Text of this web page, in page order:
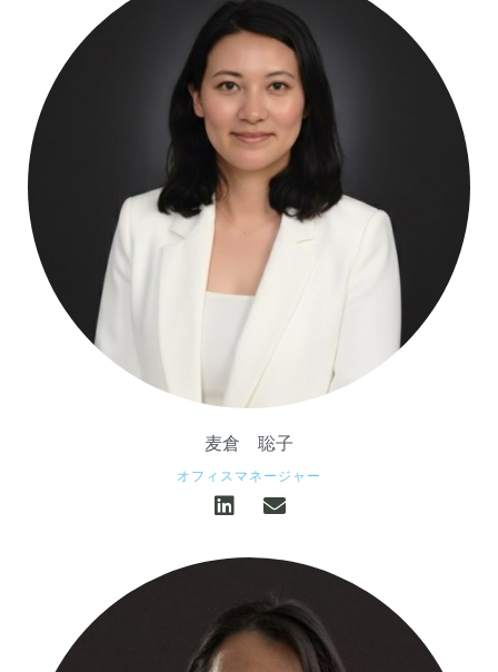
麦倉 聡子
オフィスマネージャー